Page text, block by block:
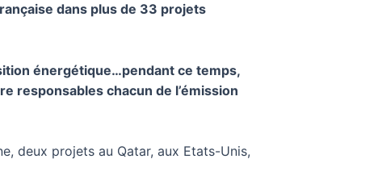
dans plus de 33 projets
énergétique…pendant ce temps,
responsables chacun de l’émission
deux projets au Qatar, aux Etats-Unis,